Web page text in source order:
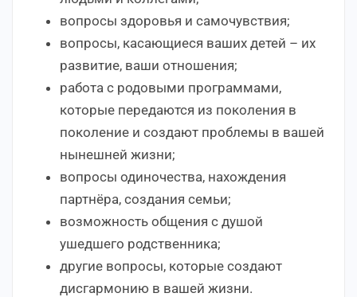
вопросы здоровья и самочувствия;
вопросы, касающиеся ваших детей – их
развитие, ваши отношения;
работа с родовыми программами,
которые передаются из поколения в
поколение и создают проблемы в вашей
нынешней жизни;
вопросы одиночества, нахождения
партнёра, создания семьи;
возможность общения с душой
ушедшего родственника;
другие вопросы, которые создают
дисгармонию в вашей жизни.